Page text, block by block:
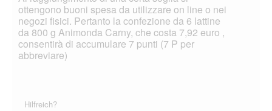
ottengono buoni spesa da utilizzare on line o nei
negozi fisici. Pertanto la confezione da 6 lattine
da 800 g Animonda Carny, che costa 7,92 euro ,
consentirà di accumulare 7 punti (7 P per
abbreviare)
Hilfreich?